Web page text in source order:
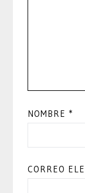
NOMBRE *
CORREO